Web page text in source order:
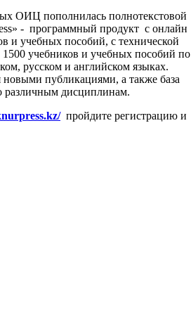
ОИЦ пополнилась полнотекстовой
- программный продукт с онлайн
и учебных пособий, с технической
учебников и учебных пособий по
русском и английском языках.
новыми публикациями, а также база
различным дисциплинам.
пройдите регистрацию и